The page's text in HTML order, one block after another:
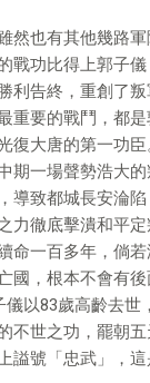
然也有其他幾路
戰功比得上郭子
利告終，重創了
重要的戰鬥，都是
復大唐的第一功臣
期一場聲勢浩大
導致都城長安淪
力徹底擊潰和平
命一百多年，倘
國，根本不會有後
儀以83歲高齡去世
不世之功，罷朝
謚號「忠武」，